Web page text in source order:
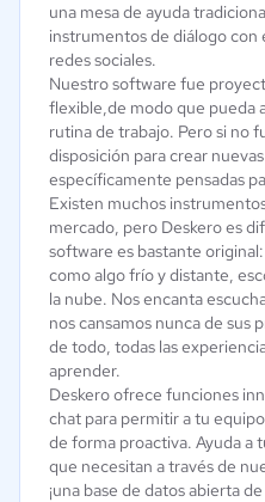
una mesa de ayuda
instrumentos de diálogo con
redes sociales.
Nuestro software fue
flexible,de modo que pueda
rutina de trabajo. Pero si no
disposición para crear
específicamente pensadas
Existen muchos
mercado, pero Deskero es
software es bastante
como algo frío y distante,
la nube. Nos encanta
nos cansamos nunca de sus
de todo, todas las
aprender.
Deskero ofrece funciones
chat para permitir a tu
de forma proactiva. Ayuda a
que necesitan a través de
¡una base de datos abierta